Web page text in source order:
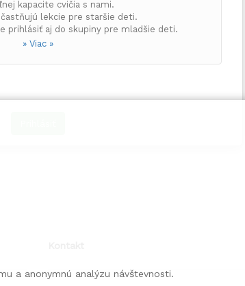
kapacite cvičia s nami.
lekcie pre staršie deti.
prihlásiť aj do skupiny pre mladšie deti.
rovnakú lekciu môže byť v jednom formulári.
202 983.
» Viac »
a anonymnú analýzu návštevnosti.